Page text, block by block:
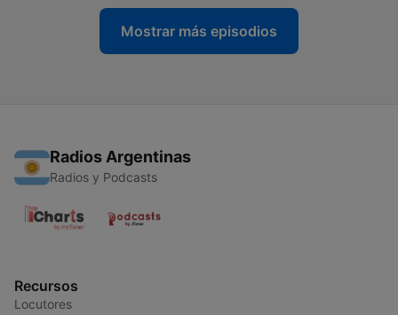
Mostrar más episodios
Radios Argentinas
Radios y Podcasts
Recursos
Locutores